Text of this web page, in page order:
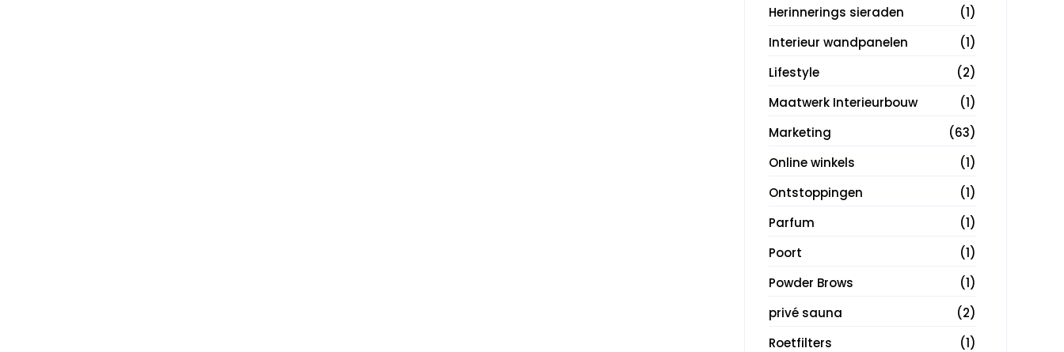
Herinnerings sieraden
(1)
Interieur wandpanelen
(1)
Lifestyle
(2)
Maatwerk Interieurbouw
(1)
Marketing
(63)
Online winkels
(1)
Ontstoppingen
(1)
Parfum
(1)
Poort
(1)
Powder Brows
(1)
privé sauna
(2)
Roetfilters
(1)